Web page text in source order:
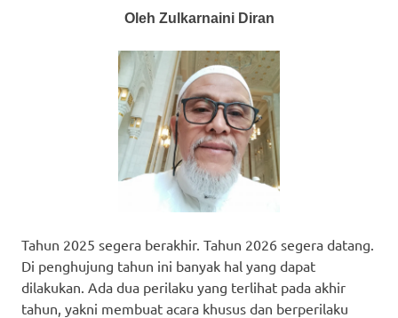
Oleh Zulkarnaini Diran
Tahun 2025 segera berakhir. Tahun 2026 segera datang.
Di penghujung tahun ini banyak hal yang dapat
dilakukan. Ada dua perilaku yang terlihat pada akhir
tahun, yakni membuat acara khusus dan berperilaku